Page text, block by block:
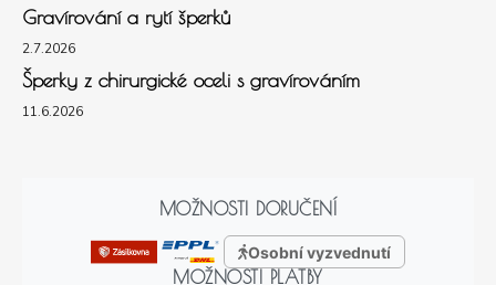
Gravírování a rytí šperků
2.7.2026
Šperky z chirurgické oceli s gravírováním
11.6.2026
MOŽNOSTI DORUČENÍ
Osobní vyzvednutí
MOŽNOSTI PLATBY